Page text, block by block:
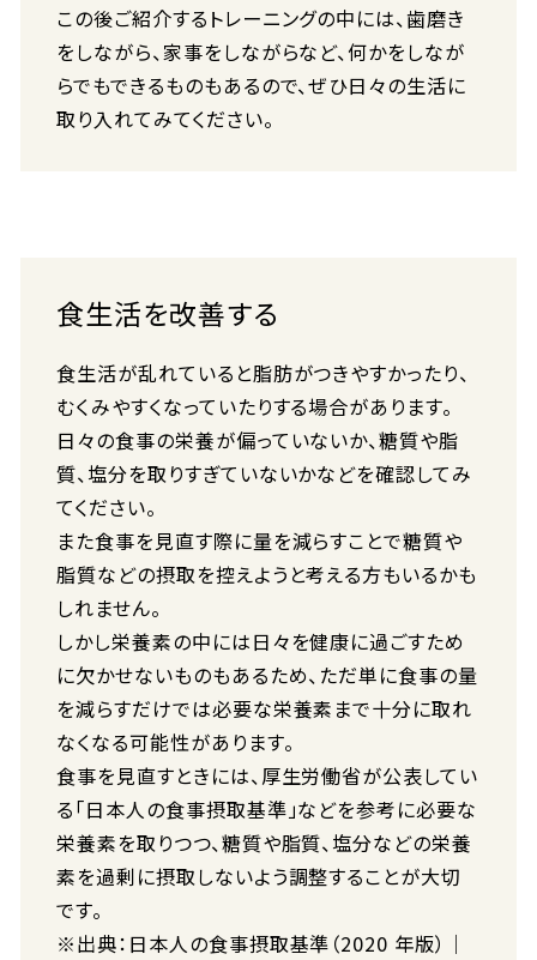
この後ご紹介するトレーニングの中には、歯磨き
をしながら、家事をしながらなど、何かをしなが
らでもできるものもあるので、ぜひ日々の生活に
取り入れてみてください。
食生活を改善する
食生活が乱れていると脂肪がつきやすかったり、
むくみやすくなっていたりする場合があります。
日々の食事の栄養が偏っていないか、糖質や脂
質、塩分を取りすぎていないかなどを確認してみ
てください。
また食事を見直す際に量を減らすことで糖質や
脂質などの摂取を控えようと考える方もいるかも
しれません。
しかし栄養素の中には日々を健康に過ごすため
に欠かせないものもあるため、ただ単に食事の量
を減らすだけでは必要な栄養素まで十分に取れ
なくなる可能性があります。
食事を見直すときには、厚生労働省が公表してい
る「日本人の食事摂取基準」などを参考に必要な
栄養素を取りつつ、糖質や脂質、塩分などの栄養
素を過剰に摂取しないよう調整することが大切
です。
※出典：日本人の食事摂取基準（2020 年版）｜